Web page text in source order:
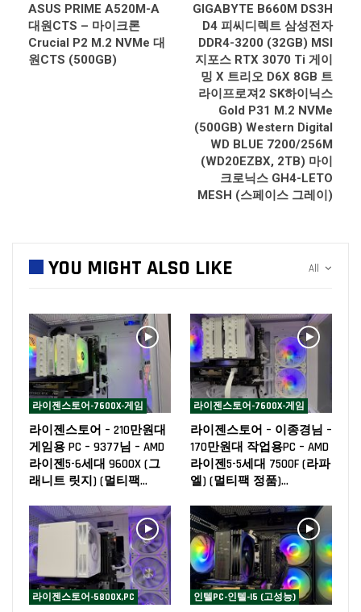
ASUS PRIME A520M-A
대원CTS – 마이크론
Crucial P2 M.2 NVMe 대
원CTS (500GB)
GIGABYTE B660M DS3H
D4 피씨디렉트 삼성전자
DDR4-3200 (32GB) MSI
지포스 RTX 3070 Ti 게이
밍 X 트리오 D6X 8GB 트
라이프로져2 SK하이닉스
Gold P31 M.2 NVMe
(500GB) Western Digital
WD BLUE 7200/256M
(WD20EZBX, 2TB) 마이
크로닉스 GH4-LETO
MESH (스페이스 그레이)
All
YOU MIGHT ALSO LIKE
라이젠스토어-7600X-게임
라이젠스토어 – 210만원대
게임용 PC – 9377님 – AMD
라이젠5-6세대 9600X (그
래니트 릿지) (멀티팩…
라이젠스토어-7600X-게임
라이젠스토어 – 이종경님 –
170만원대 작업용PC – AMD
라이젠5-5세대 7500F (라파
엘) (멀티팩 정품)…
라이젠스토어-5800X,PC 인텔PC-인텔-I5 (고성능)